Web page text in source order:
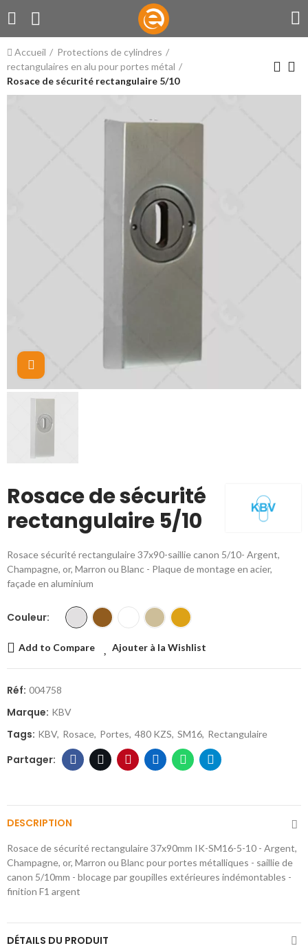
Accueil
Protections de cylindres
rectangulaires en alu pour portes métal
Rosace de sécurité rectangulaire 5/10
Cliquez pour agrandir
Rosace de sécurité
rectangulaire 5/10
Rosace sécurité rectangulaire 37x90-saillie canon 5/10- Argent,
Champagne, or, Marron ou Blanc - Plaque de montage en acier,
façade en aluminium
Couleur
Add to Compare Ajouter à la Wishlist
Réf: 004758
Marque: KBV
Tags: KBV Rosace Portes 480 KZS SM16 Rectangulaire
DESCRIPTION
Rosace de sécurité rectangulaire 37x90mm IK-SM16-5-10 - Argent,
Champagne, or, Marron ou Blanc pour portes métalliques - saillie de
canon 5/10mm - blocage par goupilles extérieures indémontables -
finition F1 argent
DÉTAILS DU PRODUIT